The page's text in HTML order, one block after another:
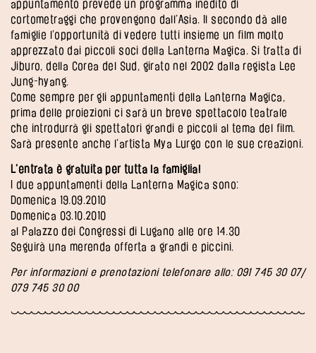
appuntamento prevede un programma inedito di
cortometraggi che provengono dall’Asia. Il secondo dà alle
famiglie l’opportunità di vedere tutti insieme un film molto
apprezzato dai piccoli soci della Lanterna Magica. Si tratta di
Jiburo, della Corea del Sud, girato nel 2002 dalla regista Lee
Jung-hyang.
Come sempre per gli appuntamenti della Lanterna Magica,
prima delle proiezioni ci sarà un breve spettacolo teatrale
che introdurrà gli spettatori grandi e piccoli al tema del film.
Sarà presente anche l’artista Mya Lurgo con le sue creazioni.
L’entrata è gratuita per tutta la famiglia!
I due appuntamenti della Lanterna Magica sono:
Domenica 19.09.2010
Domenica 03.10.2010
al Palazzo dei Congressi di Lugano alle ore 14.30
Seguirà una merenda offerta a grandi e piccini.
Per informazioni e prenotazioni telefonare allo: 091 745 30 07/
079 745 30 00